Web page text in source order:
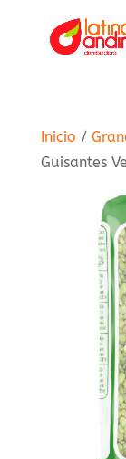
Inicio /
Guisantes